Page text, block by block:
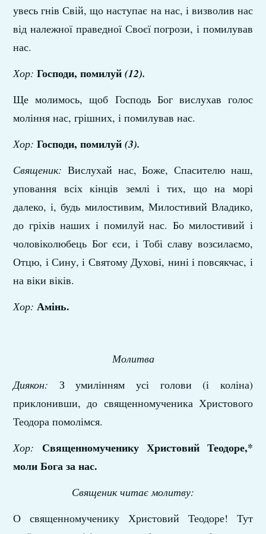
увесь гнів Свій, що наступає на нас, і визволив нас
від належної праведної Своєї погрози, і помилував
нас.
Хор: Господи, помилуй (12).
Ще молимось, щоб Господь Бог вислухав голос
моління нас, грішних, і помилував нас.
Хор: Господи, помилуй (3).
Священик:Вислухай нас, Боже, Спасителю наш,
уповання всіх кінців землі і тих, що на морі
далеко, і, будь милостивим, Милостивий Владико,
до гріхів наших і помилуй нас. Бо милостивий і
чоловіколюбець Бог єси, і Тобі славу возсилаємо,
Отцю, і Сину, і Святому Духові, нині і повсякчас, і
на віки віків.
Хор: Амінь.
Молитва
Диякон: З умилінням усі голови (і коліна)
приклонивши, до священномученика Христового
Теодора помолімся.
Хор:
Священномученику Христовий Теодоре,*
моли Бога за нас.
Священик читає молитву:
О священномученику Христовий Теодоре! Тут